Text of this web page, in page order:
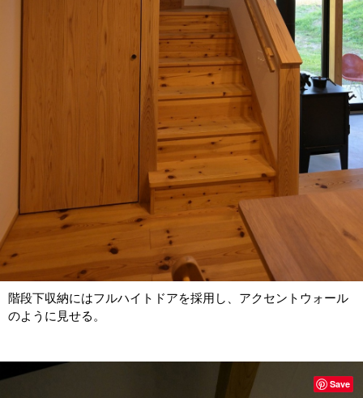
階段下収納にはフルハイトドアを採用し、アクセントウォール
のように見せる。
Save